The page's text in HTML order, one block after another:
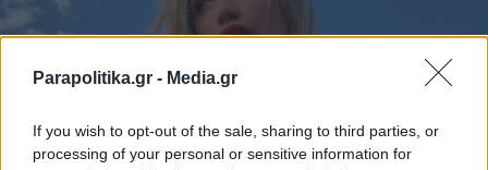
Parapolitika.gr - Media.gr
If you wish to opt-out of the sale, sharing to third parties, or
processing of your personal or sensitive information for